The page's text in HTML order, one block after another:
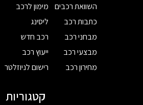
השוואת רכבים
כתבות רכב
מבחני רכב
מבצעי רכב
מחירון רכב
מימון לרכב
ליסינג
רכב חדש
ייעוץ רכב
רישום לניוזלטר
קטגוריות